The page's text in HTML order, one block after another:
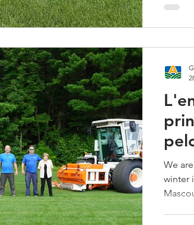
est
bonne
We
winter